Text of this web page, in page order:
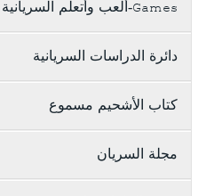
Games-ألعب وأتعلم السريانية الآرامية
دائرة الدراسات السريانية
كتاب الأشحيم مسموع
مجلة السريان